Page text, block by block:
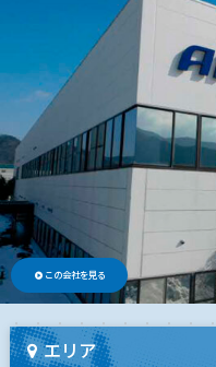
この会社を見る
エリア